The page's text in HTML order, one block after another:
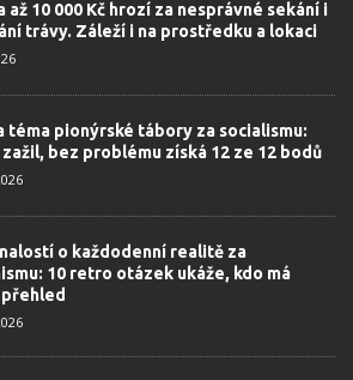
až 10 000 Kč hrozí za nesprávné sekání i
trávy. Záleží i na prostředku a lokaci
téma pionýrské tábory za socialismu:
zažil, bez problému získá 12 ze 12 bodů
o každodenní realitě za
10 retro otázek ukáže, kdo má